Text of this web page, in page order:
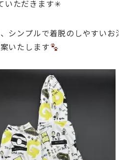
いただきます✳
シンプルで着脱のしやすい
いたします